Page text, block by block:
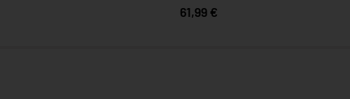
61,99 €